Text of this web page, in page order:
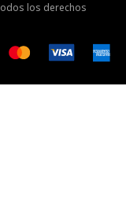
los derechos